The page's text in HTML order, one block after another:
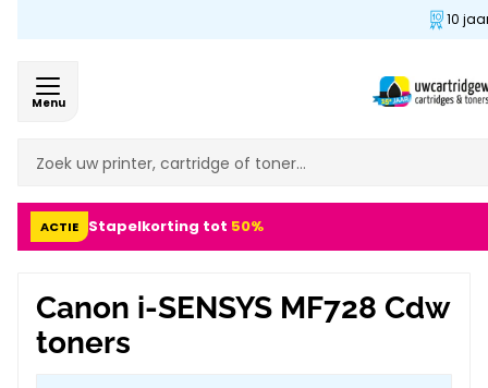
10
Menu
ACTIE Stapelkorting tot 50%
Canon i-SENSYS MF728 Cdw
toners